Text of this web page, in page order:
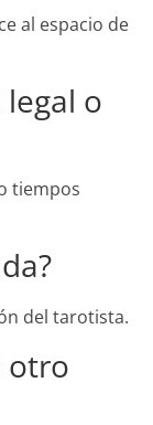
al espacio de
o
tiempos
del tarotista.
otro